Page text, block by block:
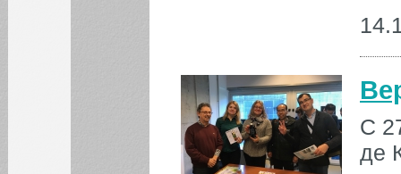
C
де